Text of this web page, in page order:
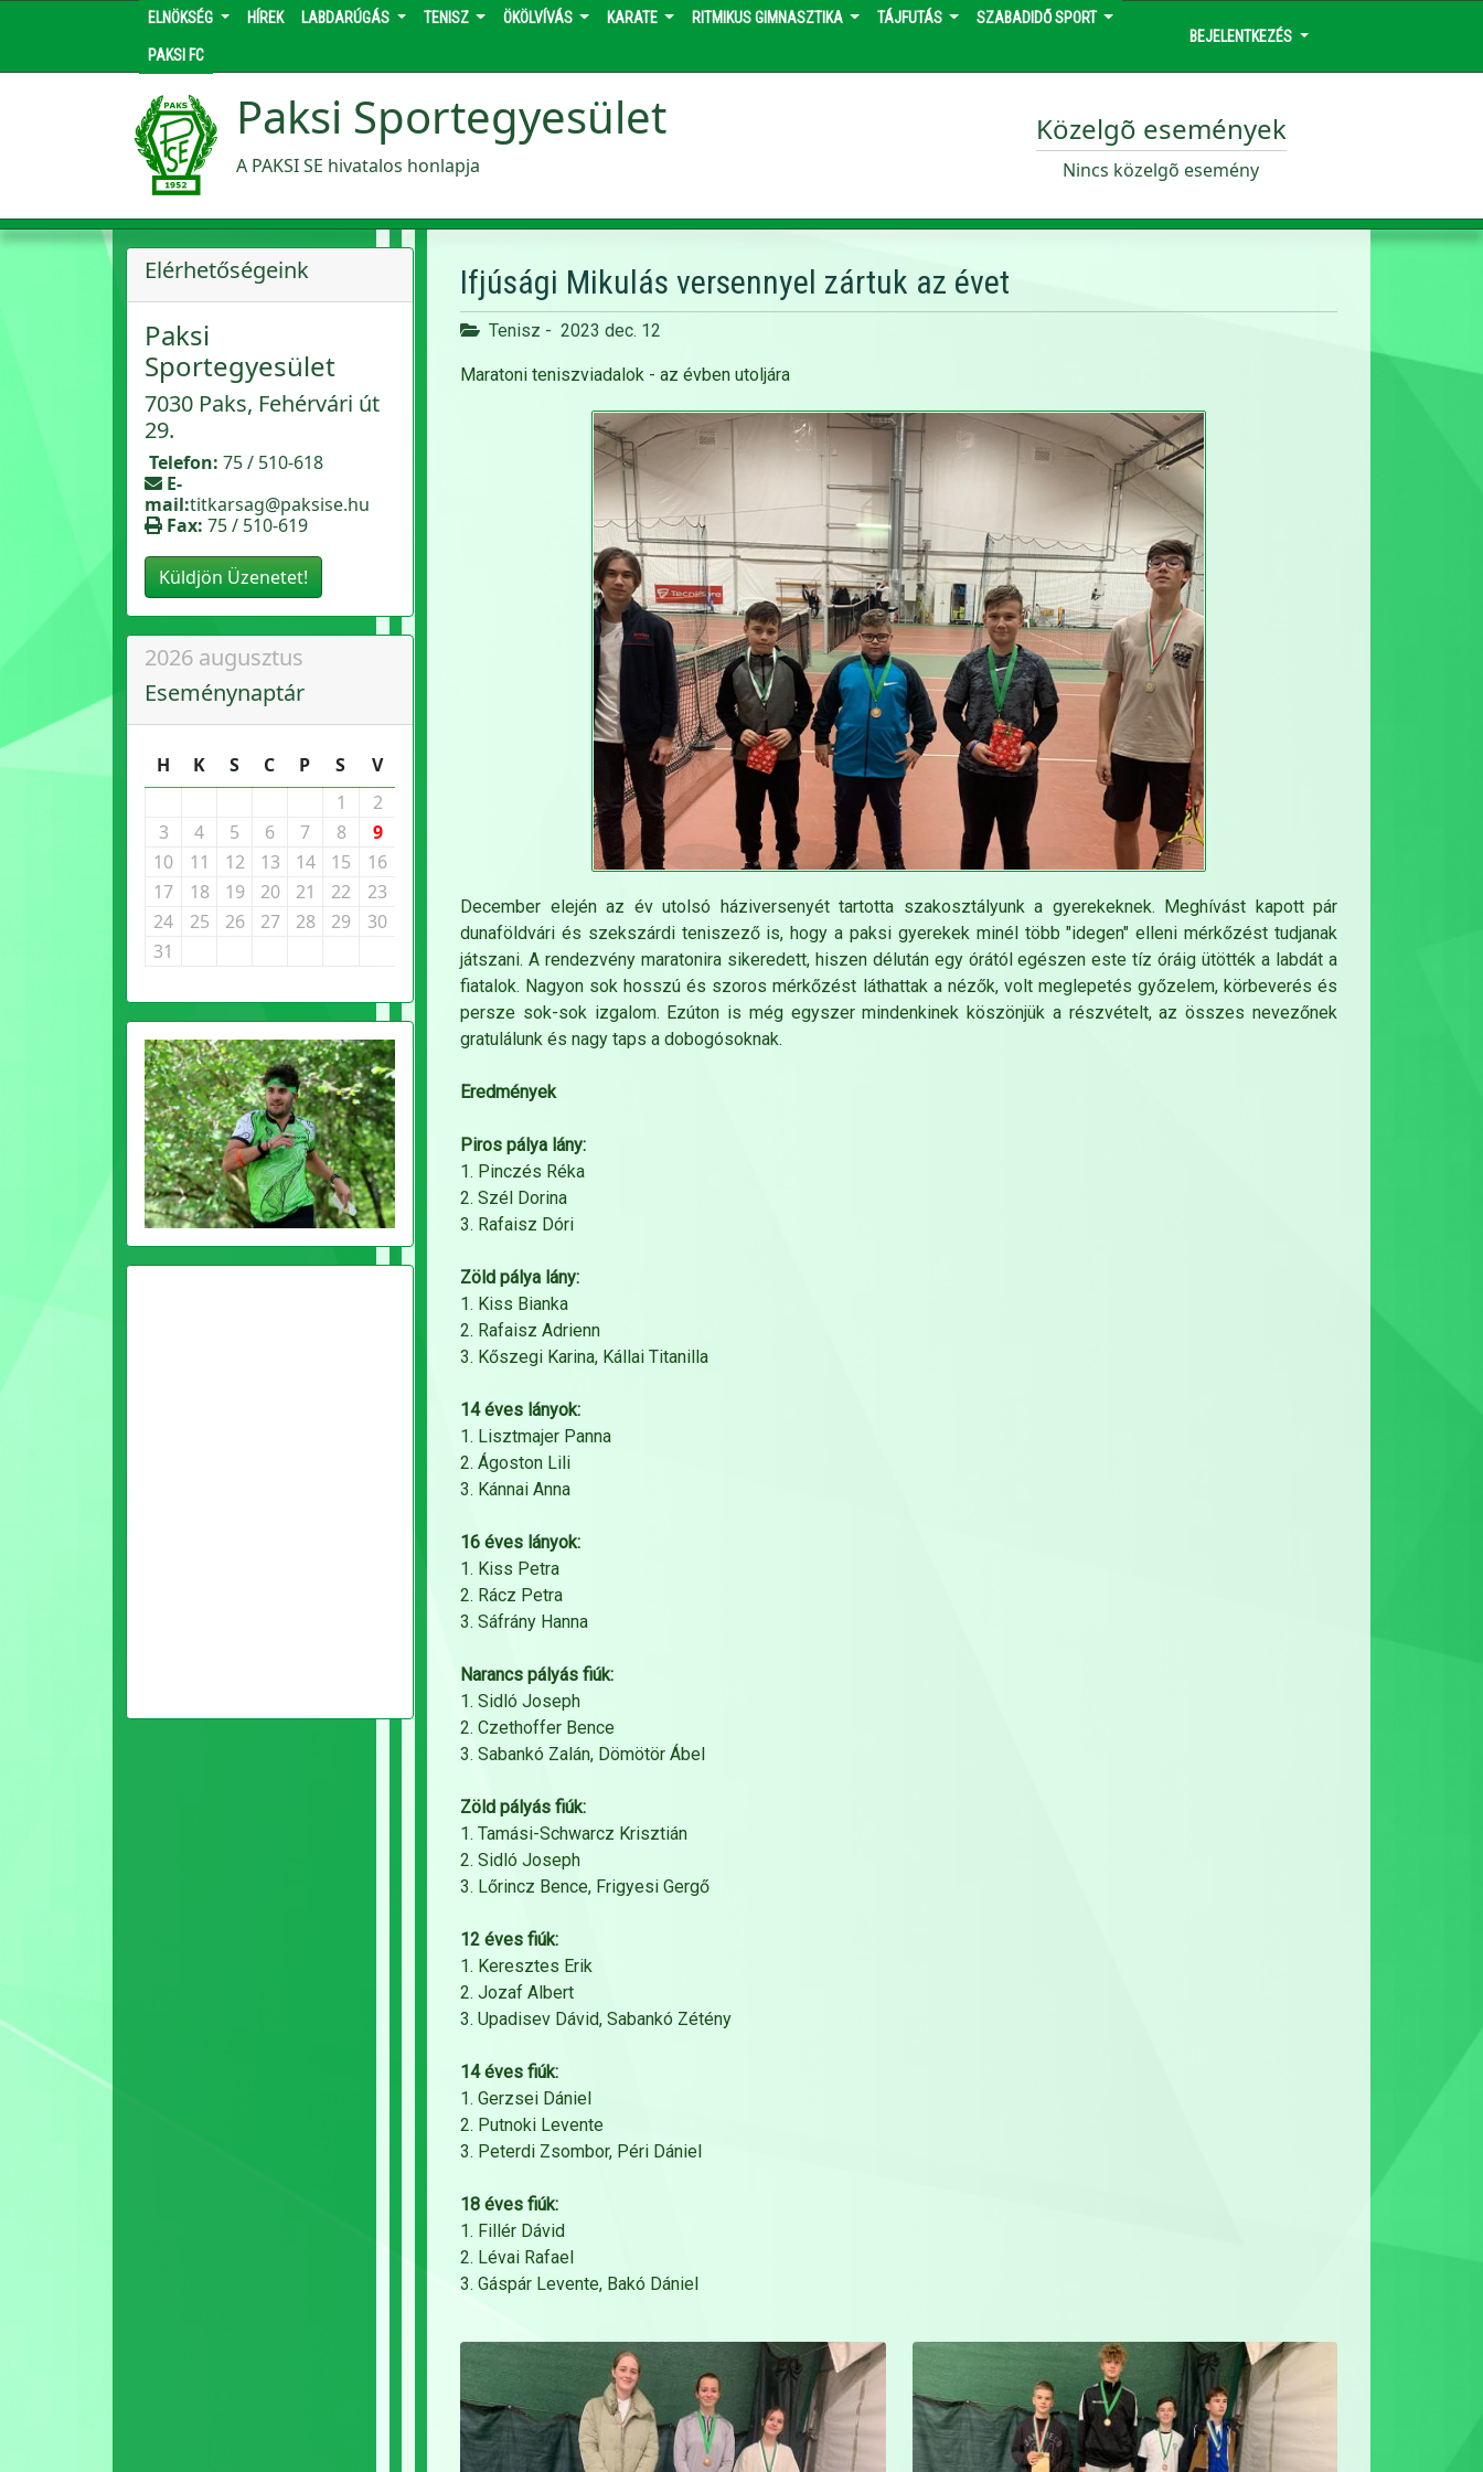
ELNÖKSÉG HÍREK LABDARÚGÁS TENISZ ÖKÖLVÍVÁS KARATE RITMIKUS GIMNASZTIKA TÁJFUTÁS SZABADIDŐ SPORT
PAKSI FC
BEJELENTKEZÉS
Paksi Sportegyesület
A PAKSI SE hivatalos honlapja
Közelgõ események
Nincs közelgõ esemény
Elérhetőségeink
Paksi
Sportegyesület
7030 Paks, Fehérvári út
29.
Telefon: 75 / 510-618
E-
mail:titkarsag@paksise.hu
Fax: 75 / 510-619
Küldjön Üzenetet!
2026 augusztus
Eseménynaptár
H K S C P S
V
1
2
3
4 5 6 7 8
9
10
11 12 13 14 15
16
17
18 19 20 21 22
23
24
25 26 27 28 29
30
31
Ifjúsági Mikulás versennyel zártuk az évet
Tenisz - 2023 dec. 12
Maratoni teniszviadalok - az évben utoljára
December elején az év utolsó háziversenyét tartotta szakosztályunk a gyerekeknek. Meghívást kapott pár
dunaföldvári és szekszárdi teniszező is, hogy a paksi gyerekek minél több "idegen" elleni mérkőzést tudjanak
játszani. A rendezvény maratonira sikeredett, hiszen délután egy órától egészen este tíz óráig ütötték a labdát a
fiatalok. Nagyon sok hosszú és szoros mérkőzést láthattak a nézők, volt meglepetés győzelem, körbeverés és
persze sok-sok izgalom. Ezúton is még egyszer mindenkinek köszönjük a részvételt, az összes nevezőnek
gratulálunk és nagy taps a dobogósoknak.
Eredmények
Piros pálya lány:
1. Pinczés Réka
2. Szél Dorina
3. Rafaisz Dóri
Zöld pálya lány:
1. Kiss Bianka
2. Rafaisz Adrienn
3. Kőszegi Karina, Kállai Titanilla
14 éves lányok:
1. Lisztmajer Panna
2. Ágoston Lili
3. Kánnai Anna
16 éves lányok:
1. Kiss Petra
2. Rácz Petra
3. Sáfrány Hanna
Narancs pályás fiúk:
1. Sidló Joseph
2. Czethoffer Bence
3. Sabankó Zalán, Dömötör Ábel
Zöld pályás fiúk:
1. Tamási-Schwarcz Krisztián
2. Sidló Joseph
3. Lőrincz Bence, Frigyesi Gergő
12 éves fiúk:
1. Keresztes Erik
2. Jozaf Albert
3. Upadisev Dávid, Sabankó Zétény
14 éves fiúk:
1. Gerzsei Dániel
2. Putnoki Levente
3. Peterdi Zsombor, Péri Dániel
18 éves fiúk:
1. Fillér Dávid
2. Lévai Rafael
3. Gáspár Levente, Bakó Dániel